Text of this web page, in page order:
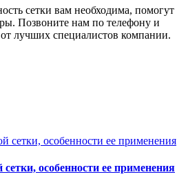
сетки вам необходима, помогут
Позвоните нам по телефону и
лучших специалистов компании.
особенности ее применения